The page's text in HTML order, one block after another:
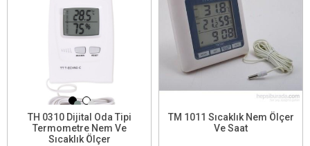
TH 0310 Dijital Oda Tipi
Termometre Nem Ve
Sıcaklık Ölçer
TM 1011 Sıcaklık Nem Ölçer
Ve Saat